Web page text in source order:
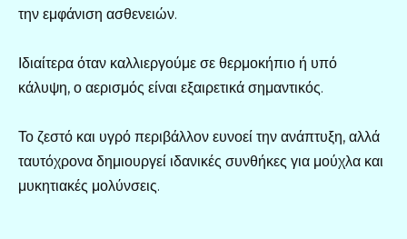
την εμφάνιση ασθενειών.
Ιδιαίτερα όταν καλλιεργούμε σε θερμοκήπιο ή υπό
κάλυψη, ο αερισμός είναι εξαιρετικά σημαντικός.
Το ζεστό και υγρό περιβάλλον ευνοεί την ανάπτυξη, αλλά
ταυτόχρονα δημιουργεί ιδανικές συνθήκες για μούχλα και
μυκητιακές μολύνσεις.